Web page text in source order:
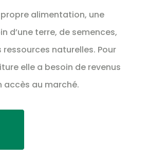
alimentation, une
d’une terre, de semences,
ressources naturelles. Pour
elle a besoin de revenus
accès au marché.